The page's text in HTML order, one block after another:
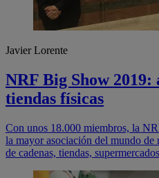
Javier Lorente
NRF Big Show 2019:
tiendas físicas
Con unos 18.000 miembros, la
la mayor asociación del mundo
de cadenas, tiendas,